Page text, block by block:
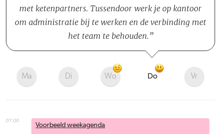
met ketenpartners. Tussendoor werk je op kantoor
om administratie bij te werken en de verbinding met
het team te behouden.
Ma Di Wo Do Vr
07:00
Voorbeeld weekagenda